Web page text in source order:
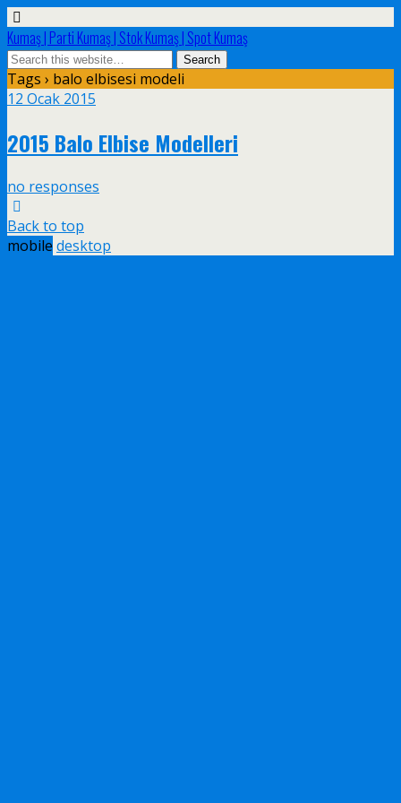
Kumaş | Parti Kumaş | Stok Kumaş | Spot Kumaş
Tags › balo elbisesi modeli
12 Ocak 2015
2015 Balo Elbise Modelleri
no responses
Back to top
mobile desktop